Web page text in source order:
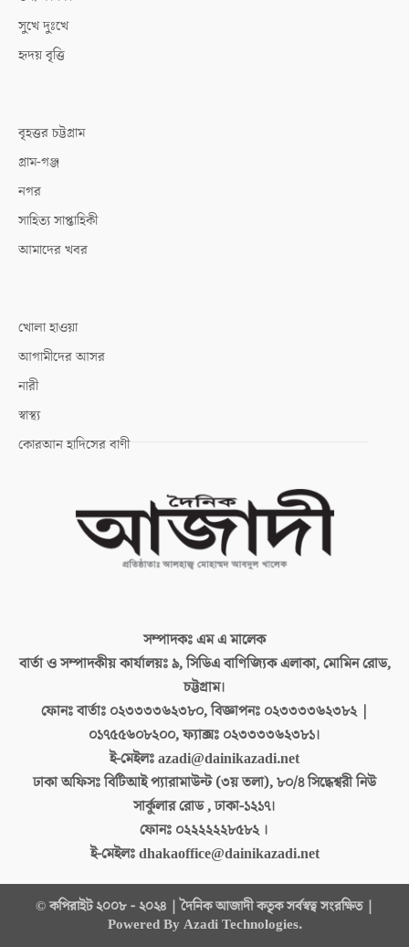
সুখে দুঃখে
হৃদয় বৃত্তি
বৃহত্তর চট্টগ্রাম
গ্রাম-গঞ্জ
নগর
সাহিত্য সাপ্তাহিকী
আমাদের খবর
খোলা হাওয়া
আগামীদের আসর
নারী
স্বাস্থ্য
কোরআন হাদিসের বাণী
সম্পাদকঃএম এ মালেক
বার্তা ও সম্পাদকীয় কার্যালয়ঃ৯, সিডিএ বাণিজ্যিক এলাকা, মোমিন রোড,
চট্টগ্রাম।
ফোনঃ বার্তাঃ ০২৩৩৩৩৬২৩৮০, বিজ্ঞাপনঃ ০২৩৩৩৩৬২৩৮২ |
০১৭৫৫৬০৮২০০, ফ্যাক্সঃ ০২৩৩৩৩৬২৩৮১।
ই-মেইলঃazadi@dainikazadi.net
ঢাকা অফিসঃবিটিআই প্যারামাউন্ট (৩য় তলা), ৮০/৪ সিদ্ধেশ্বরী নিউ
সার্কুলার রোড , ঢাকা-১২১৭।
ফোনঃ ০২২২২২২৮৫৮২ ।
ই-মেইলঃdhakaoffice@dainikazadi.net
© কপিরাইট ২০০৮ - ২০২৪ | দৈনিক আজাদী কতৃক সর্বস্বত্ব সংরক্ষিত |
Powered By Azadi Technologies.